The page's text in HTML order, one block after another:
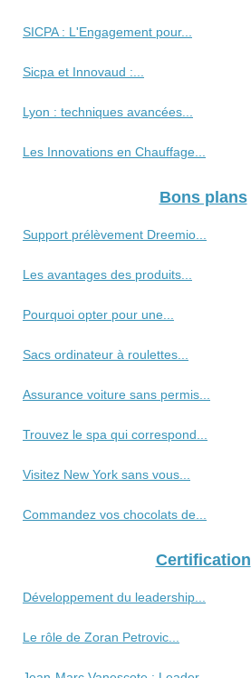
SICPA : L'Engagement pour...
Sicpa et Innovaud :...
Lyon : techniques avancées...
Les Innovations en Chauffage...
Bons plans
Support prélèvement Dreemio...
Les avantages des produits...
Pourquoi opter pour une...
Sacs ordinateur à roulettes...
Assurance voiture sans permis...
Trouvez le spa qui correspond...
Visitez New York sans vous...
Commandez vos chocolats de...
Certification
Développement du leadership...
Le rôle de Zoran Petrovic...